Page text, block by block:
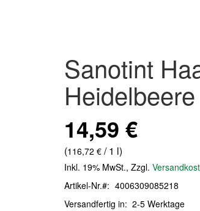
Sanotint
14,59 €
(116,72 €/ 1 l)
Inkl. 19% MwSt., Zzgl.
Artikel-Nr.
4006309085218
Versandfertig in
2-5 Werktage